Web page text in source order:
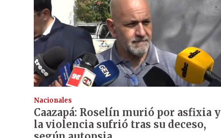
Nacionales
Caazapá: Roselín murió por asfixia y
la violencia sufrió tras su deceso,